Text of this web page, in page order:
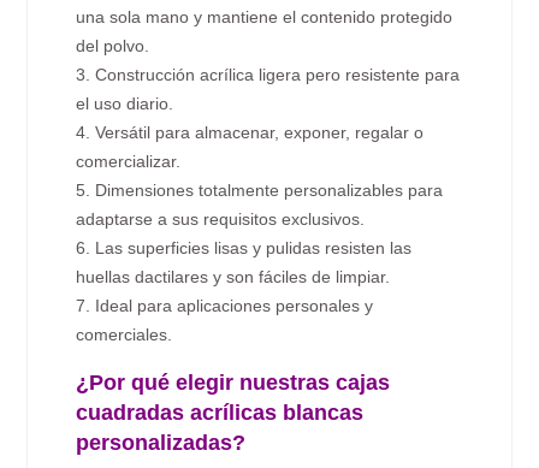
una sola mano y mantiene el contenido protegido
del polvo.
3. Construcción acrílica ligera pero resistente para
el uso diario.
4. Versátil para almacenar, exponer, regalar o
comercializar.
5. Dimensiones totalmente personalizables para
adaptarse a sus requisitos exclusivos.
6. Las superficies lisas y pulidas resisten las
huellas dactilares y son fáciles de limpiar.
7. Ideal para aplicaciones personales y
comerciales.
¿Por qué elegir nuestras cajas
cuadradas acrílicas blancas
personalizadas?